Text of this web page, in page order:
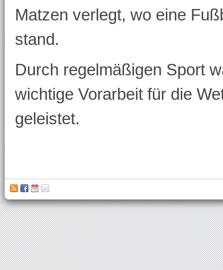
Matzen verlegt, wo eine
stand.
Durch regelmäßigen Sport
wichtige Vorarbeit für die
geleistet.